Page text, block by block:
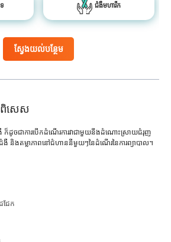
ស្វែងយល់បន្ថែម
ជំងឺមហារីក
សេស
ជំងឺ ក៏ដូចជាការបើកដំណើរការវាជាមួយនឹងដំណោះស្រាយជំរុញ
កជំងឺ និងតម្លាភាពនៅជំហាននីមួយៗនៃដំណើរនៃការព្យាបាល។
ជែក